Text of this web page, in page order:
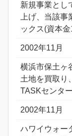
新規事業とし
上げ、当該
ックス(資本
2002年11月
横浜市保土ヶ
土地を買取り
TASKセンタ
2002年11月
ハワイウォー